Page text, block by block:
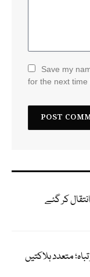
Save my
for the next time
کر گئے